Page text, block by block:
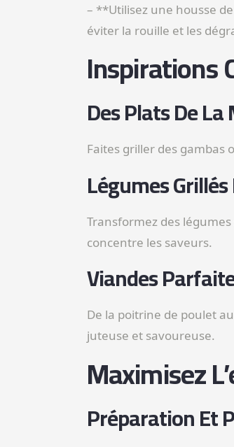
– **Utilisez une housse
éviter la rouille et les
Inspirations
Des Plats De
Faites griller des
Légumes
Transformez des
concentre les saveurs.
Viandes
De la poitrine de poulet
juteuse et savoureuse.
Maximisez
Préparation Et